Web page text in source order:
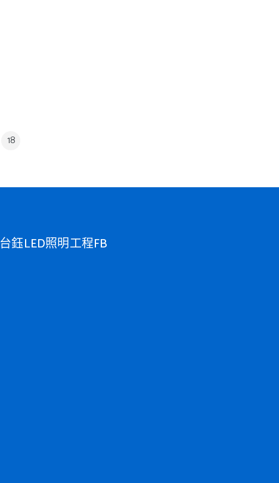
18
台鈺LED照明工程FB